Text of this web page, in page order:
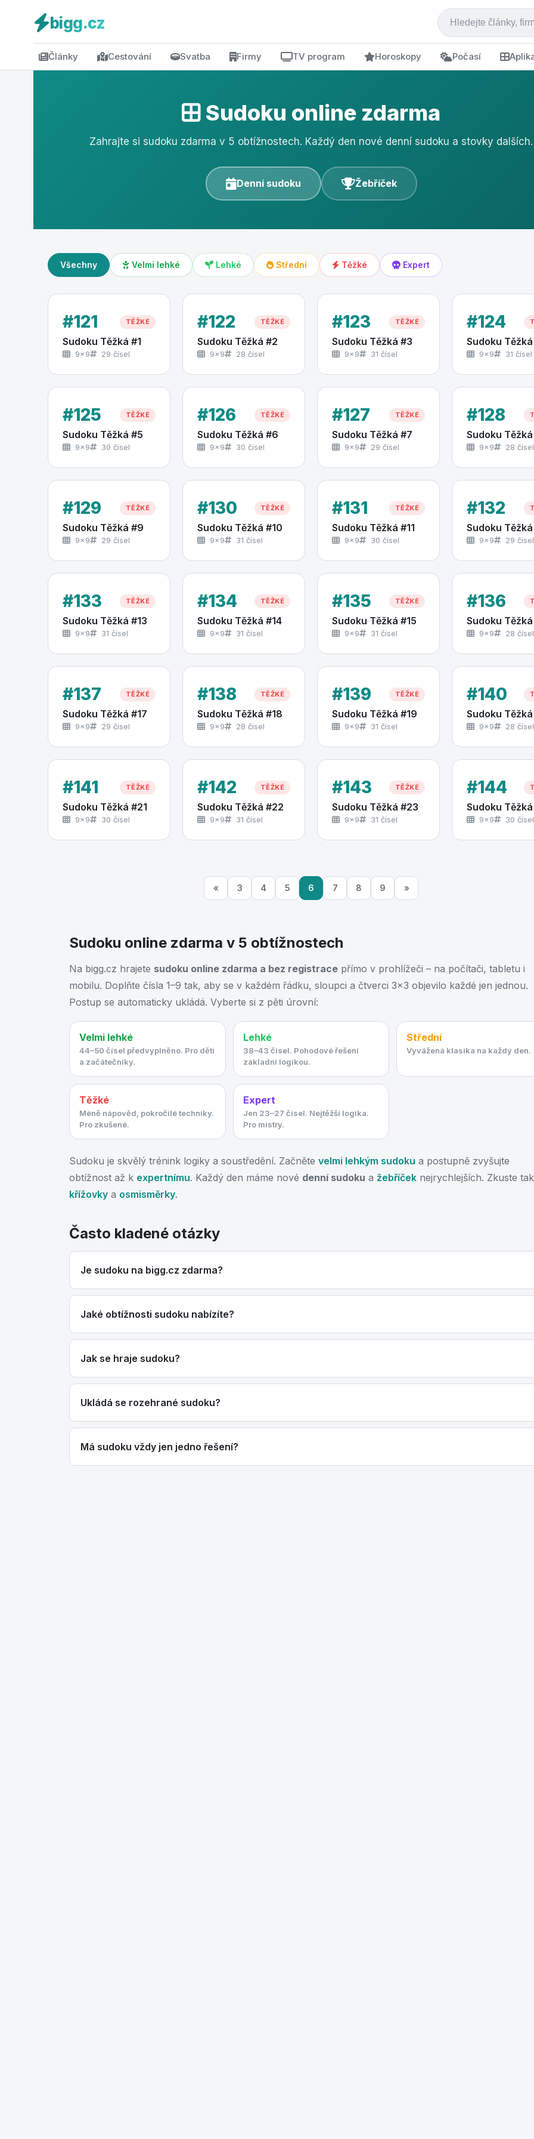
bigg.cz
Články Cestování Svatba Firmy TV program Horoskopy Počasí
Sudoku online zdarma
Zahrajte si sudoku zdarma v 5 obtížnostech. Každý den nové denní sudoku a stovky dalších.
Denní sudoku Žebříček
Všechny Velmi lehké Lehké Střední Těžké Expert
#121 TĚŽKÉ
Sudoku Těžká #1
9×9 29 čísel
#122 TĚŽKÉ
Sudoku Těžká #2
9×9 28 čísel
#123 TĚŽKÉ
Sudoku Těžká #3
9×9 31 čísel
#124
Sudoku
9×9 31 čísel
#125 TĚŽKÉ
Sudoku Těžká #5
9×9 30 čísel
#126 TĚŽKÉ
Sudoku Těžká #6
9×9 30 čísel
#127 TĚŽKÉ
Sudoku Těžká #7
9×9 29 čísel
#128
Sudoku
9×9 28 čísel
#129 TĚŽKÉ
Sudoku Těžká #9
9×9 29 čísel
#130 TĚŽKÉ
Sudoku Těžká #10
9×9 31 čísel
#131 TĚŽKÉ
Sudoku Těžká #11
9×9 30 čísel
#132
Sudoku Těžká
9×9 29 čísel
#133 TĚŽKÉ
Sudoku Těžká #13
9×9 31 čísel
#134 TĚŽKÉ
Sudoku Těžká #14
9×9 31 čísel
#135 TĚŽKÉ
Sudoku Těžká #15
9×9 31 čísel
#136
Sudoku
9×9 28 čísel
#137 TĚŽKÉ
Sudoku Těžká #17
9×9 29 čísel
#138 TĚŽKÉ
Sudoku Těžká #18
9×9 28 čísel
#139 TĚŽKÉ
Sudoku Těžká #19
9×9 31 čísel
#140
Sudoku
9×9 28 čísel
#141 TĚŽKÉ
Sudoku Těžká #21
9×9 30 čísel
#142 TĚŽKÉ
Sudoku Těžká #22
9×9 31 čísel
#143 TĚŽKÉ
Sudoku Těžká #23
9×9 31 čísel
#144
Sudoku
9×9 30 čísel
« 3 4 5 6 7 8 9 »
Sudoku online zdarma v 5 obtížnostech
Na bigg.cz hrajete sudoku online zdarma a bez registrace přímo v prohlížeči – na počítači, tabletu i
mobilu. Doplňte čísla 1–9 tak, aby se v každém řádku, sloupci a čtverci 3×3 objevilo každé jen jednou.
Postup se automaticky ukládá. Vyberte si z pěti úrovní:
Velmi lehké
44–50 čísel předvyplněno. Pro děti
a začátečníky.
Lehké
38–43 čísel. Pohodové řešení
základní logikou.
Střední
Vyvážená klasika na každý den.
Těžké
Méně nápověd, pokročilé techniky.
Pro zkušené.
Expert
Jen 23–27 čísel. Nejtěžší logika.
Pro mistry.
Sudoku je skvělý trénink logiky a soustředění. Začněte velmi lehkým sudoku a postupně zvyšujte
obtížnost až k expertnímu. Každý den máme nové denní sudoku a žebříček nejrychlejších. Zkuste
křížovky a osmisměrky.
Často kladené otázky
Je sudoku na bigg.cz zdarma?
Jaké obtížnosti sudoku nabízíte?
Jak se hraje sudoku?
Ukládá se rozehrané sudoku?
Má sudoku vždy jen jedno řešení?